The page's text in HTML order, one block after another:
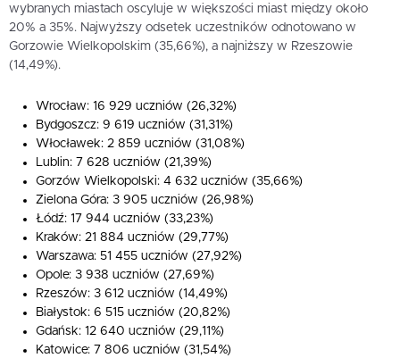
wybranych miastach oscyluje w większości miast między około
20% a 35%. Najwyższy odsetek uczestników odnotowano w
Gorzowie Wielkopolskim (35,66%), a najniższy w Rzeszowie
(14,49%).
Wrocław: 16 929 uczniów (26,32%)
Bydgoszcz: 9 619 uczniów (31,31%)
Włocławek: 2 859 uczniów (31,08%)
Lublin: 7 628 uczniów (21,39%)
Gorzów Wielkopolski: 4 632 uczniów (35,66%)
Zielona Góra: 3 905 uczniów (26,98%)
Łódź: 17 944 uczniów (33,23%)
Kraków: 21 884 uczniów (29,77%)
Warszawa: 51 455 uczniów (27,92%)
Opole: 3 938 uczniów (27,69%)
Rzeszów: 3 612 uczniów (14,49%)
Białystok: 6 515 uczniów (20,82%)
Gdańsk: 12 640 uczniów (29,11%)
Katowice: 7 806 uczniów (31,54%)